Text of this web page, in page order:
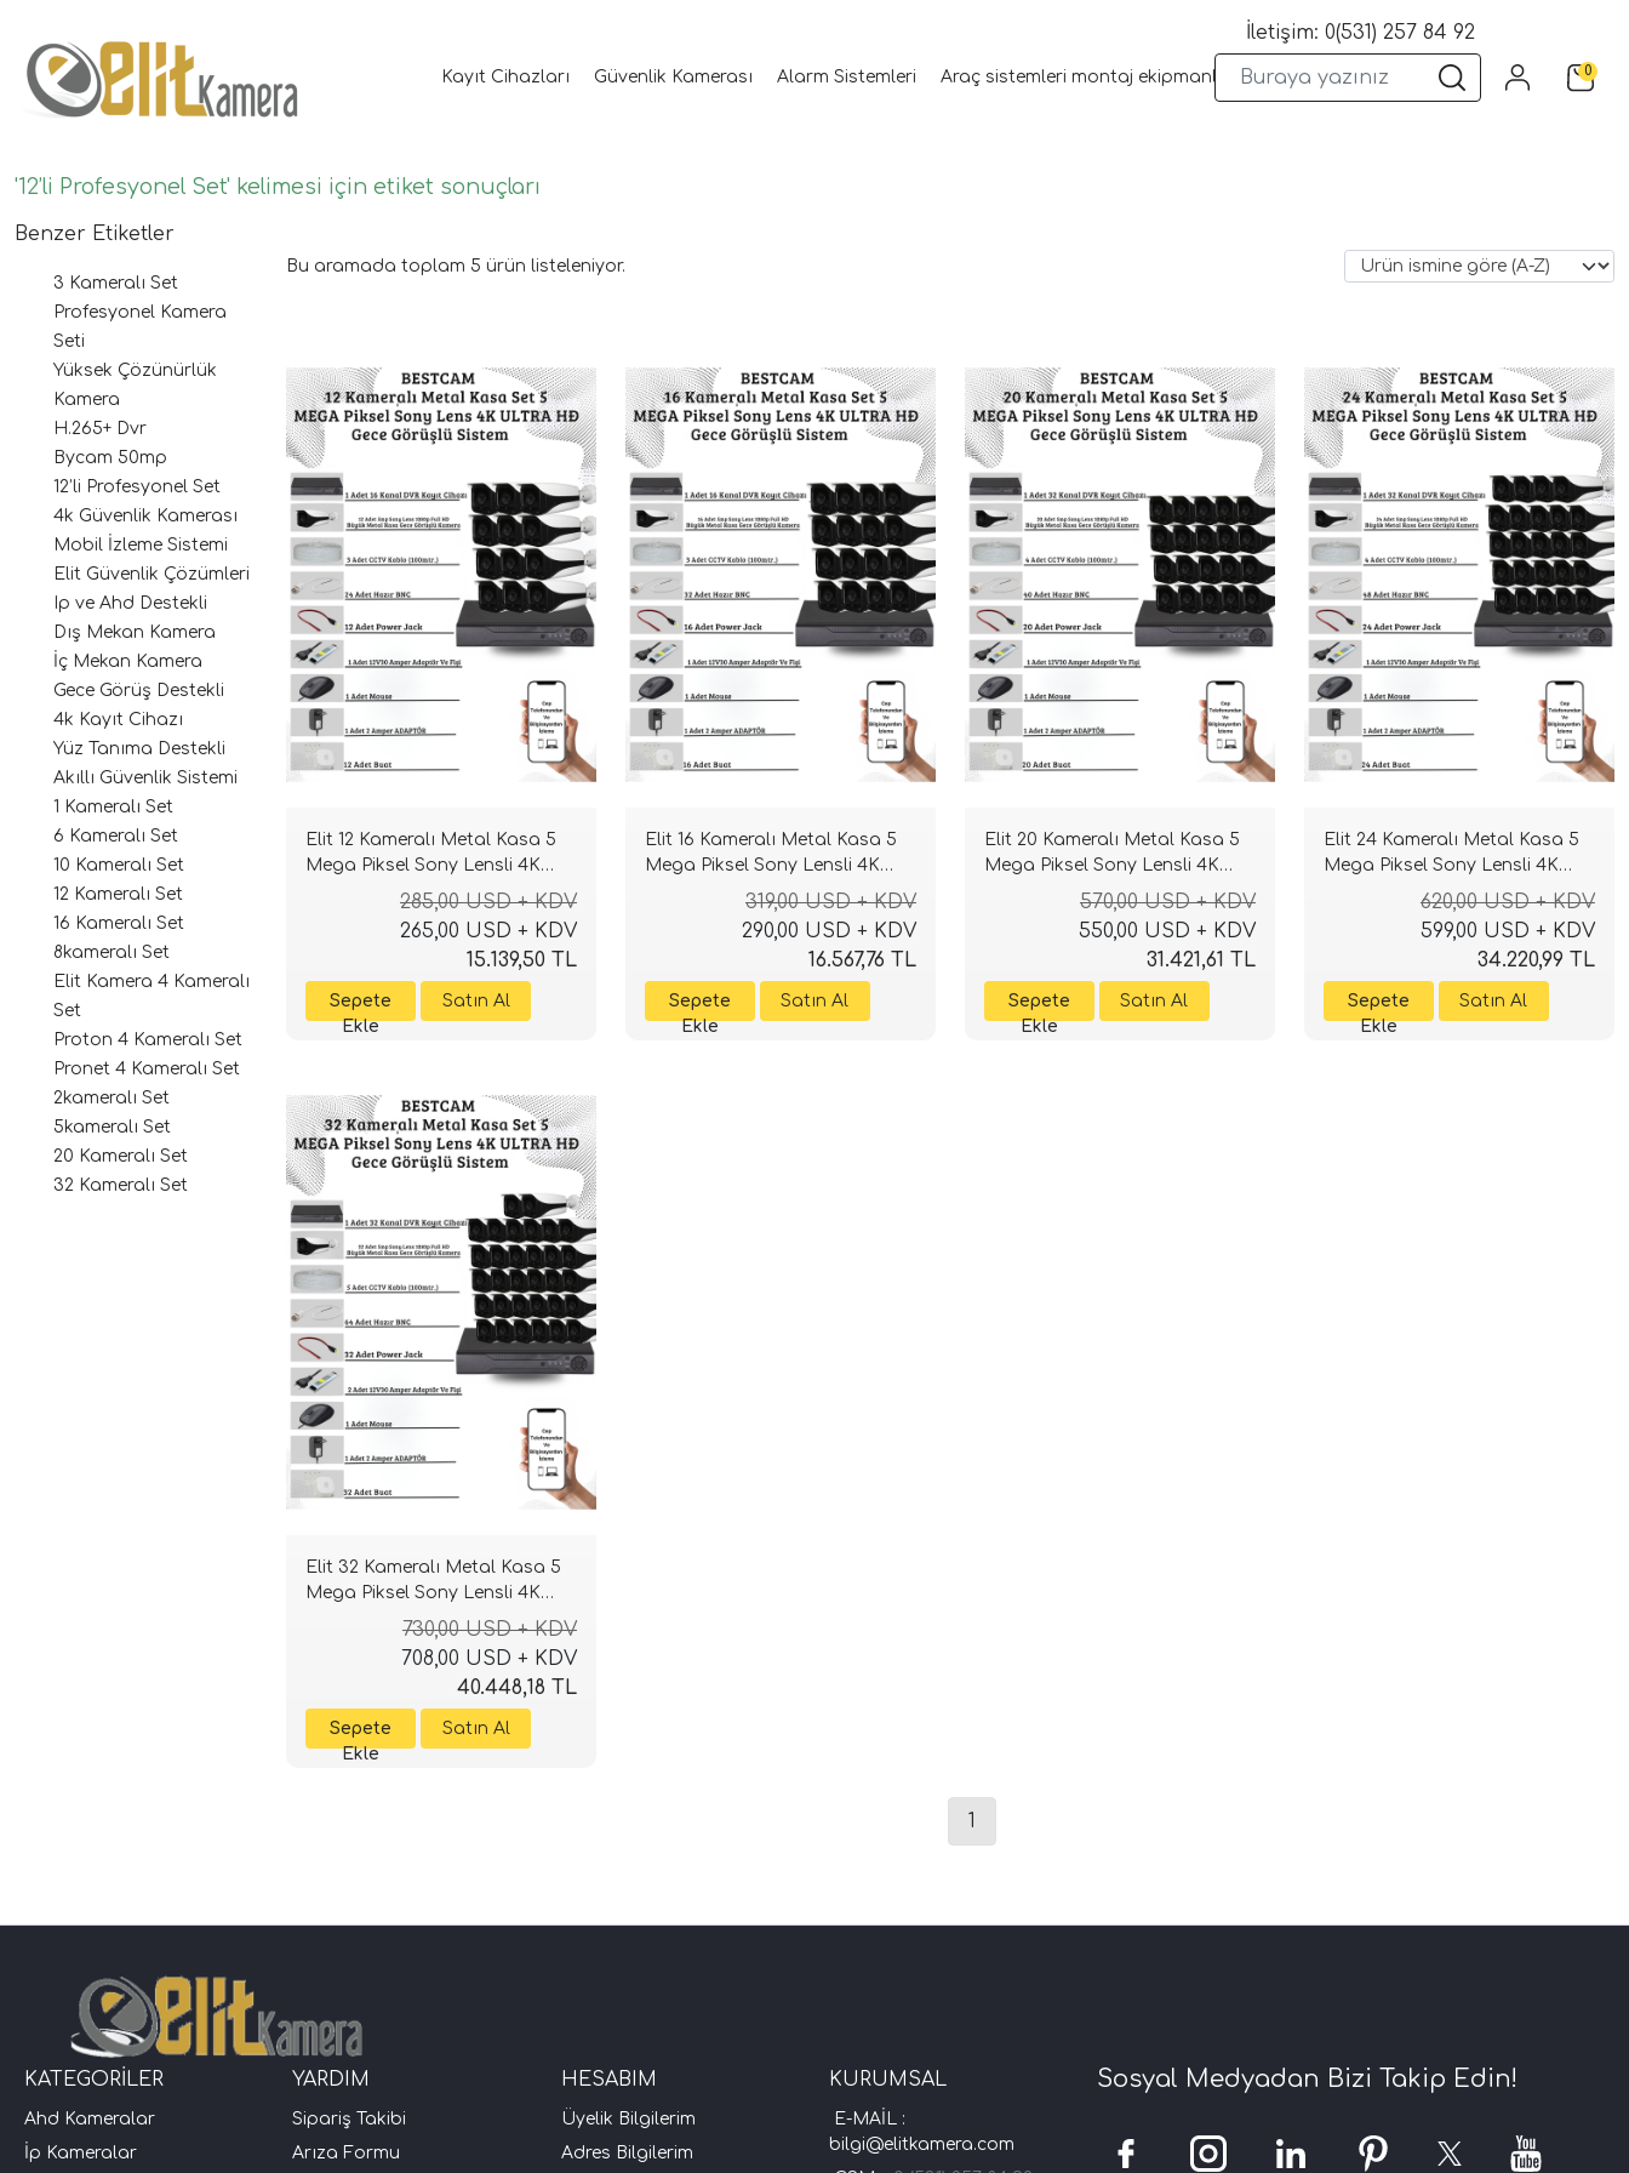
Kayıt Cihazları Güvenlik Kamerası Alarm Sistemleri Araç sistemleri montaj ekipmanları Wifi Kameralar Yangın Sistemleri
İletişim: 0(531) 257 84 92
0
'12’li Profesyonel Set' kelimesi için etiket sonuçları
Benzer Etiketler
3 Kameralı Set
Profesyonel Kamera
Seti
Yüksek Çözünürlük
Kamera
H.265+ Dvr
Bycam 50mp
12’li Profesyonel Set
4k Güvenlik Kamerası
Mobil İzleme Sistemi
Elit Güvenlik Çözümleri
Ip ve Ahd Destekli
Dış Mekan Kamera
İç Mekan Kamera
Gece Görüş Destekli
4k Kayıt Cihazı
Yüz Tanıma Destekli
Akıllı Güvenlik Sistemi
1 Kameralı Set
6 Kameralı Set
10 Kameralı Set
12 Kameralı Set
16 Kameralı Set
8kameralı Set
Elit Kamera 4 Kameralı
Set
Proton 4 Kameralı Set
Pronet 4 Kameralı Set
2kameralı Set
5kameralı Set
20 Kameralı Set
32 Kameralı Set
Bu aramada toplam 5 ürün listeleniyor.
Elit 12 Kameralı Metal Kasa 5
Mega Piksel Sony Lensli 4K
Ultra HD Güvenlik Sistemi
285,00 USD + KDV
265,00 USD + KDV
15.139,50 TL
Elit 16 Kameralı Metal Kasa 5
Mega Piksel Sony Lensli 4K
Ultra HD Güvenlik Sistemi
319,00 USD + KDV
290,00 USD + KDV
16.567,76 TL
Elit 20 Kameralı Metal Kasa 5
Mega Piksel Sony Lensli 4K
Ultra HD Güvenlik Sistemi
570,00 USD + KDV
550,00 USD + KDV
31.421,61 TL
Elit 24 Kameralı Metal Kasa 5
Mega Piksel Sony Lensli 4K
Ultra HD Güvenlik Sistemi
620,00 USD + KDV
599,00 USD + KDV
34.220,99 TL
Elit 32 Kameralı Metal Kasa 5
Mega Piksel Sony Lensli 4K
Ultra HD Güvenlik Sistemi
730,00 USD + KDV
708,00 USD + KDV
40.448,18 TL
1
KATEGORİLER
Ahd Kameralar
İp Kameralar
YARDIM
Sipariş Takibi
Arıza Formu
HESABIM
Üyelik Bilgilerim
Adres Bilgilerim
KURUMSAL
E-MAİL :
bilgi@elitkamera.com
Sosyal Medyadan Bizi Takip Edin!